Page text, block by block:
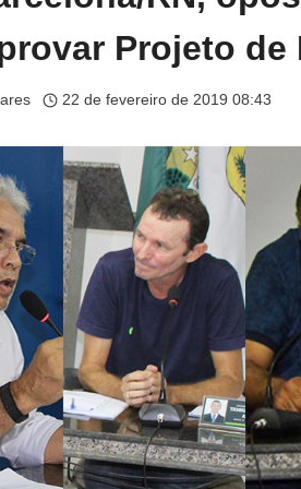
Projeto de
22 de fevereiro de 2019 08:43